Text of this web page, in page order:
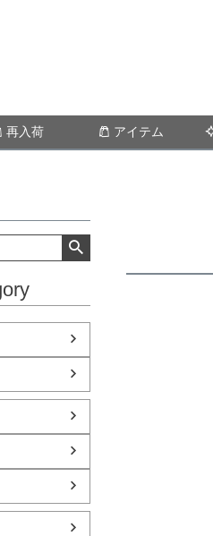
再入荷 アイテム